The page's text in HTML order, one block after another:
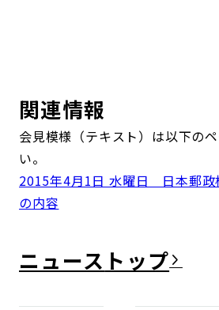
関連情報
会見模様（テキスト）は以下の
い。
2015年4月1日 水曜日 日本郵
の内容
ニュース